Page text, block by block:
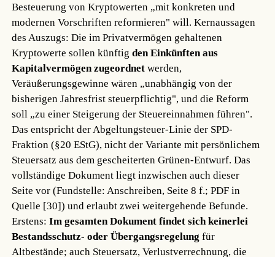
Besteuerung von Kryptowerten „mit konkreten und
modernen Vorschriften reformieren" will. Kernaussagen
des Auszugs: Die im Privatvermögen gehaltenen
Kryptowerte sollen künftigden Einkünften aus
Kapitalvermögen zugeordnet werden,
Veräußerungsgewinne wären „unabhängig von der
bisherigen Jahresfrist steuerpflichtig", und die Reform
soll „zu einer Steigerung der Steuereinnahmen führen".
Das entspricht der Abgeltungsteuer-Linie der SPD-
Fraktion (§20 EStG), nicht der Variante mit persönlichem
Steuersatz aus dem gescheiterten Grünen-Entwurf. Das
vollständige Dokument liegt inzwischen auch dieser
Seite vor (Fundstelle: Anschreiben, Seite 8 f.; PDF in
Quelle [30]) und erlaubt zwei weitergehende Befunde.
Erstens:Im gesamten Dokument findet sich keinerlei
Bestandsschutz- oder Übergangsregelung für
Altbestände; auch Steuersatz, Verlustverrechnung, die